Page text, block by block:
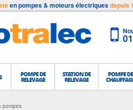
en pompes & moteurs électriquesdepuis
POMPE DE
RELEVAGE
STATION DE
RELEVAGE
POMPE DE
pompes